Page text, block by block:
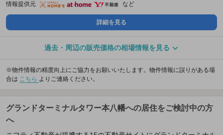
情報提供元
など
詳細を見る
過去・周辺の販売価格の相場情報を見る
※物件情報の精度向上にご協力をお願いいたします。物件情報に誤りがある場
合は こちら よりご連絡ください。
グランドターミナルタワー本八幡への居住をご検討中の方
へ